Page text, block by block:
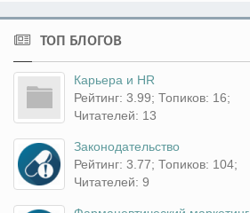
ТОП БЛОГОВ
Карьера и HR
Рейтинг: 3.99; Топиков: 16;
Читателей: 13
Законодательство
Рейтинг: 3.77; Топиков: 104;
Читателей: 9